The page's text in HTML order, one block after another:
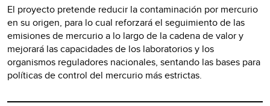
El proyecto pretende reducir la contaminación por mercurio
en su origen, para lo cual reforzará el seguimiento de las
emisiones de mercurio a lo largo de la cadena de valor y
mejorará las capacidades de los laboratorios y los
organismos reguladores nacionales, sentando las bases para
políticas de control del mercurio más estrictas.